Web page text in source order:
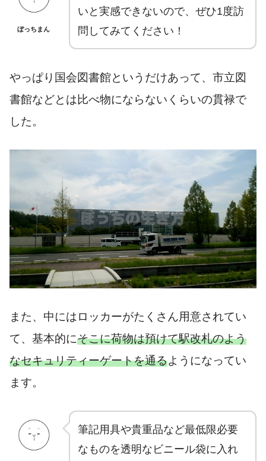
ぼっちまん
いと実感できないので、ぜひ1度訪
問してみてください！
やっぱり国会図書館というだけあって、市立図
書館などとは比べ物にならないくらいの貫禄で
した。
また、中にはロッカーがたくさん用意されてい
て、基本的にそこに荷物は預けて駅改札のよう
なセキュリティーゲートを通るようになってい
ます。
筆記用具や貴重品など最低限必要
なものを透明なビニール袋に入れ